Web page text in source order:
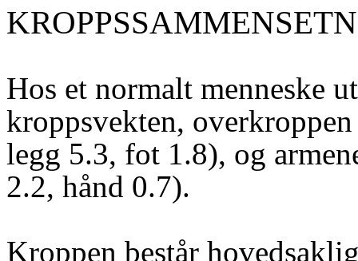
Hos et normalt menneske
kroppsvekten,
legg 5.3, fot 1.8), og
2.2, hånd 0.7).
Kroppen består